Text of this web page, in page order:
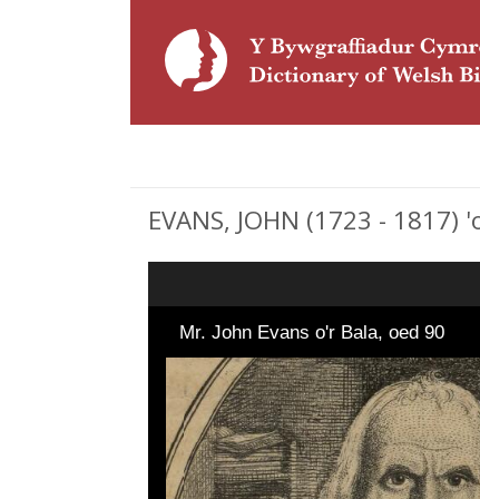
EVANS, JOHN (1723 -
Mr. John Evans o'r Bala, oed 90